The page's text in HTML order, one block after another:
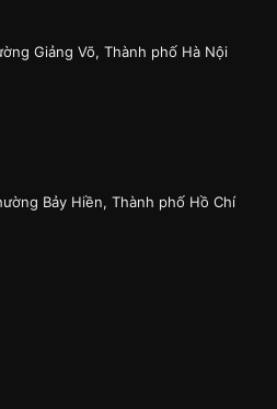
Giảng Võ, Thành phố Hà Nội
Bảy Hiền, Thành phố Hồ Chí